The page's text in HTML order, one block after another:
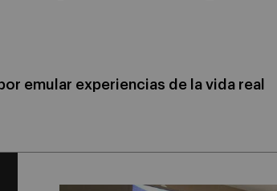
emular experiencias de la vida real